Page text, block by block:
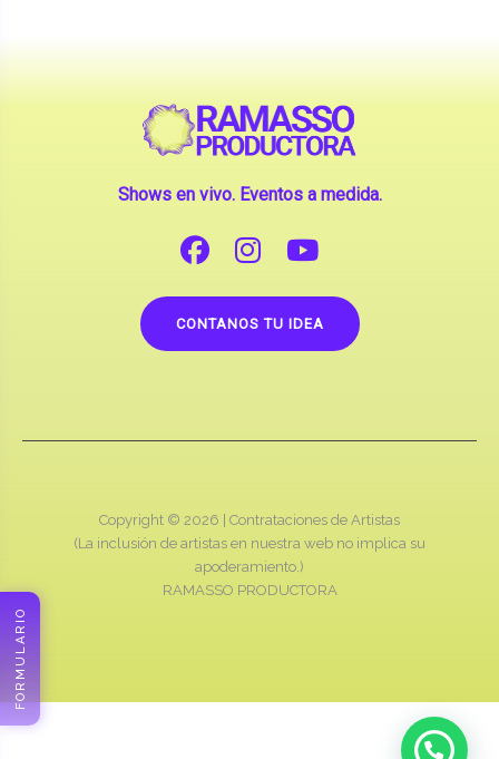
Shows en vivo. Eventos a medida.
CONTANOS TU IDEA
Copyright © 2026 | Contrataciones de Artistas
(La inclusión de artistas en nuestra web no implica su
apoderamiento.)
RAMASSO PRODUCTORA
FORMULARIO